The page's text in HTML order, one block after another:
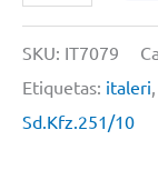
251/10
By
Italeri
#
SKU: IT7079
Etiquetas: italeri,
Sd.Kfz.251/10